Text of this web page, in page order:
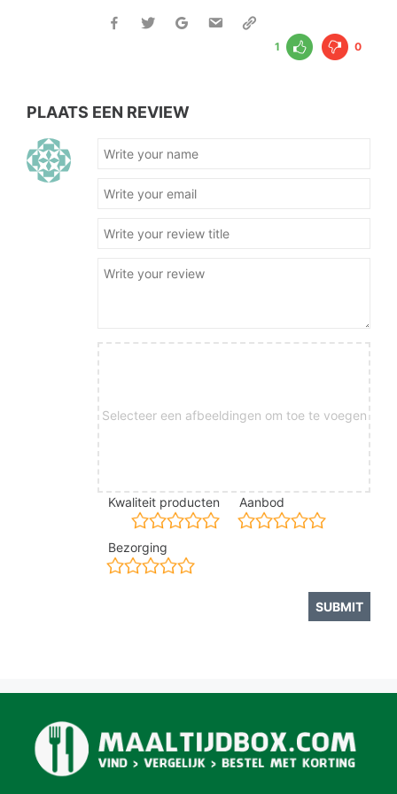
1 0
PLAATS EEN REVIEW
Selecteer een afbeeldingen om toe te voegen
Kwaliteit producten Aanbod
Bezorging